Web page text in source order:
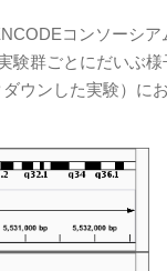
コンソーシ
群ごとにだいぶ
ウンした実験）に